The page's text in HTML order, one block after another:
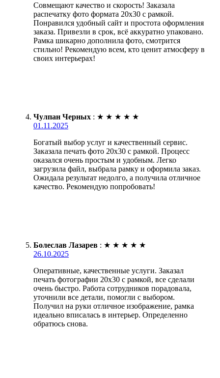
Совмещают качество и скорость! Заказала
распечатку фото формата 20х30 с рамкой.
Понравился удобный сайт и простота оформления
заказа. Привезли в срок, всё аккуратно упаковано.
Рамка шикарно дополнила фото, смотрится
стильно! Рекомендую всем, кто ценит атмосферу в
своих интерьерах!
Чулпан Черных : ★ ★ ★ ★ ★
01.11.2025
Богатый выбор услуг и качественный сервис.
Заказала печать фото 20х30 с рамкой. Процесс
оказался очень простым и удобным. Легко
загрузила файл, выбрала рамку и оформила заказ.
Ожидала результат недолго, а получила отличное
качество. Рекомендую попробовать!
Болеслав Лазарев : ★ ★ ★ ★ ★
26.10.2025
Оперативные, качественные услуги. Заказал
печать фотографии 20х30 с рамкой, все сделали
очень быстро. Работа сотрудников порадовала,
уточнили все детали, помогли с выбором.
Получил на руки отличное изображение, рамка
идеально вписалась в интерьер. Определенно
обратюсь снова.